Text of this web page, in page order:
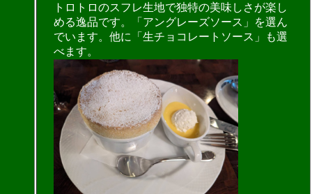
トロトロのスフレ生地で独特の美味しさが楽し
める逸品です。「アングレーズソース」を選ん
でいます。他に「生チョコレートソース」も選
べます。